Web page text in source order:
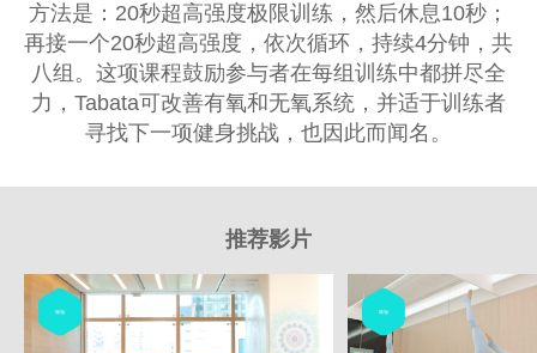
方法是：20秒超高强度极限训练，然后休息10秒；
再接一个20秒超高强度，依次循环，持续4分钟，共
八组。这项课程鼓励参与者在每组训练中都拼尽全
力，Tabata可改善有氧和无氧系统，并适于训练者
寻找下一项健身挑战，也因此而闻名。
推荐影片
瑜伽 瑜伽